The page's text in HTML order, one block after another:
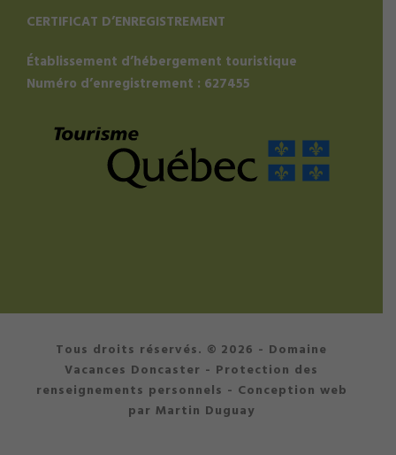
CERTIFICAT D’ENREGISTREMENT
Établissement d’hébergement touristique
Numéro d’enregistrement : 627455
Tous droits réservés. © 2026 - Domaine
Vacances Doncaster - Protection des
renseignements personnels - Conception web
par Martin Duguay